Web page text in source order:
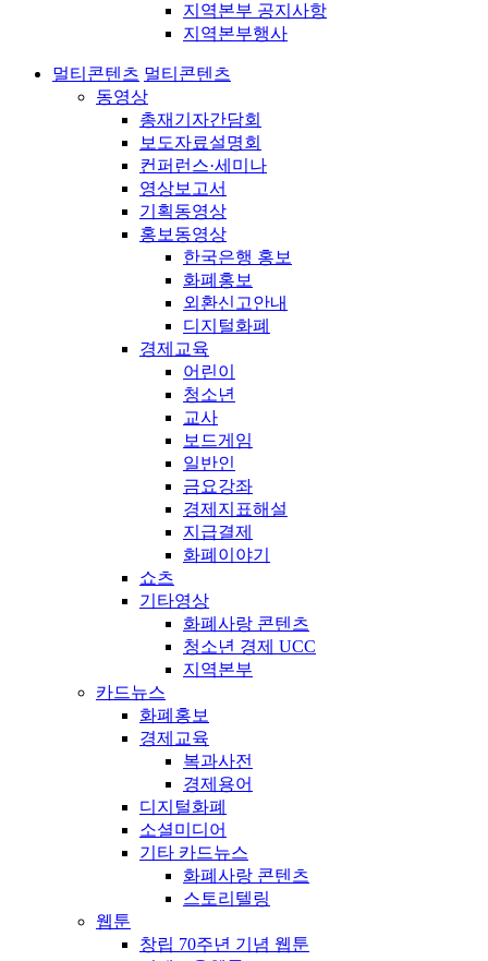
지역본부 공지사항
지역본부행사
멀티콘텐츠 멀티콘텐츠
동영상
총재기자간담회
보도자료설명회
컨퍼런스·세미나
영상보고서
기획동영상
홍보동영상
한국은행 홍보
화폐홍보
외환신고안내
디지털화폐
경제교육
어린이
청소년
교사
보드게임
일반인
금요강좌
경제지표해설
지급결제
화폐이야기
쇼츠
기타영상
화폐사랑 콘텐츠
청소년 경제 UCC
지역본부
카드뉴스
화폐홍보
경제교육
복과사전
경제용어
디지털화폐
소셜미디어
기타 카드뉴스
화폐사랑 콘텐츠
스토리텔링
웹툰
창립 70주년 기념 웹툰